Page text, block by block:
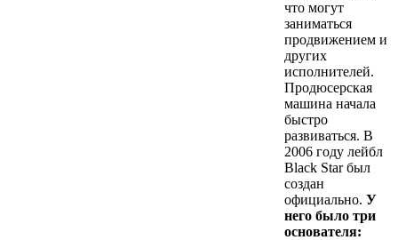
что могут
заниматься
продвижением и
других
исполнителей.
Продюсерская
машина начала
быстро
развиваться. В
2006 году лейбл
Black Star был
создан
официально. У
него было три
основателя: